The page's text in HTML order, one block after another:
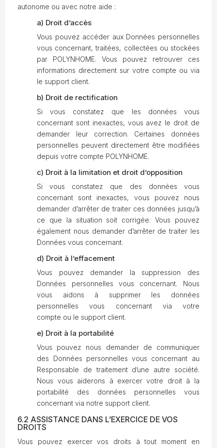
autonome ou avec notre aide :
a) Droit d’accès
Vous pouvez accéder aux Données personnelles
vous concernant, traitées, collectées ou stockées
par POLYNHOME. Vous pouvez retrouver ces
informations directement sur votre compte ou via
le support client.
b) Droit de rectification
Si vous constatez que les données vous
concernant sont inexactes, vous avez le droit de
demander leur correction. Certaines données
personnelles peuvent directement être modifiées
depuis votre compte POLYNHOME.
c) Droit à la limitation et droit d’opposition
Si vous constatez que des données vous
concernant sont inexactes, vous pouvez nous
demander d’arrêter de traiter ces données jusqu’à
ce que la situation soit corrigée. Vous pouvez
également nous demander d’arrêter de traiter les
Données vous concernant.
d) Droit à l’effacement
Vous pouvez demander la suppression des
Données personnelles vous concernant. Nous
vous aidons à supprimer les données
personnelles vous concernant via votre
compte ou le support client.
e) Droit à la portabilité
Vous pouvez nous demander de communiquer
des Données personnelles vous concernant au
Responsable de traitement d’une autre société.
Nous vous aiderons à exercer votre droit à la
portabilité des données personnelles vous
concernant via notre support client.
6.2 ASSISTANCE DANS L’EXERCICE DE VOS
DROITS
Vous pouvez exercer vos droits à tout moment en